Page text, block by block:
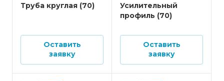
Труба круглая (70)
Оставить
заявку
Усилительный
профиль (70)
Оставить
заявку